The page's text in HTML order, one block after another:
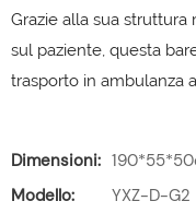
Grazie alla sua
sul paziente, questa
trasporto in ambulanza
Dimensioni:
Modello:
YXZ-D-G2